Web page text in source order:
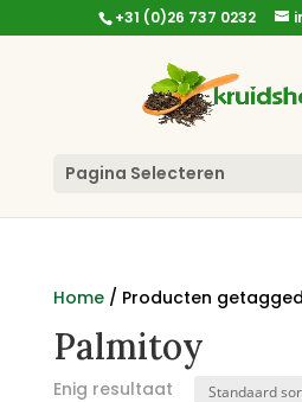
+31 (0)26 737 0232
Pagina Selecteren
Home/ Producten getagged
Palmitoy
Enig resultaat